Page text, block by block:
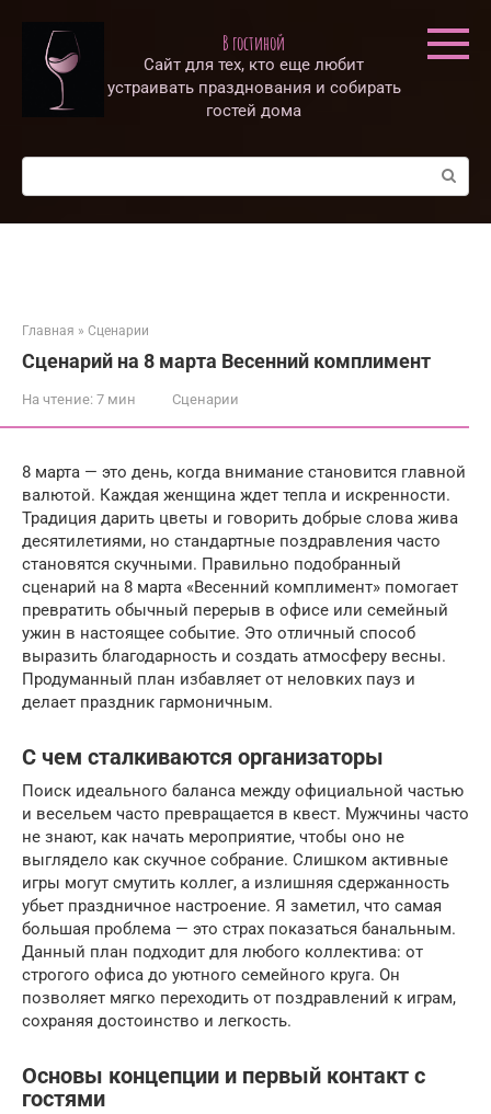
контенту
В гостиной
Сайт для тех, кто еще любит
устраивать празднования и собирать
гостей дома
Поиск:
Главная » Сценарии
Сценарий на 8 марта Весенний комплимент
На чтение: 7 мин Сценарии
8 марта — это день, когда внимание становится главной
валютой. Каждая женщина ждет тепла и искренности.
Традиция дарить цветы и говорить добрые слова жива
десятилетиями, но стандартные поздравления часто
становятся скучными. Правильно подобранный
сценарий на 8 марта «Весенний комплимент» помогает
превратить обычный перерыв в офисе или семейный
ужин в настоящее событие. Это отличный способ
выразить благодарность и создать атмосферу весны.
Продуманный план избавляет от неловких пауз и
делает праздник гармоничным.
С чем сталкиваются организаторы
Поиск идеального баланса между официальной частью
и весельем часто превращается в квест. Мужчины часто
не знают, как начать мероприятие, чтобы оно не
выглядело как скучное собрание. Слишком активные
игры могут смутить коллег, а излишняя сдержанность
убьет праздничное настроение. Я заметил, что самая
большая проблема — это страх показаться банальным.
Данный план подходит для любого коллектива: от
строгого офиса до уютного семейного круга. Он
позволяет мягко переходить от поздравлений к играм,
сохраняя достоинство и легкость.
Основы концепции и первый контакт с
гостями